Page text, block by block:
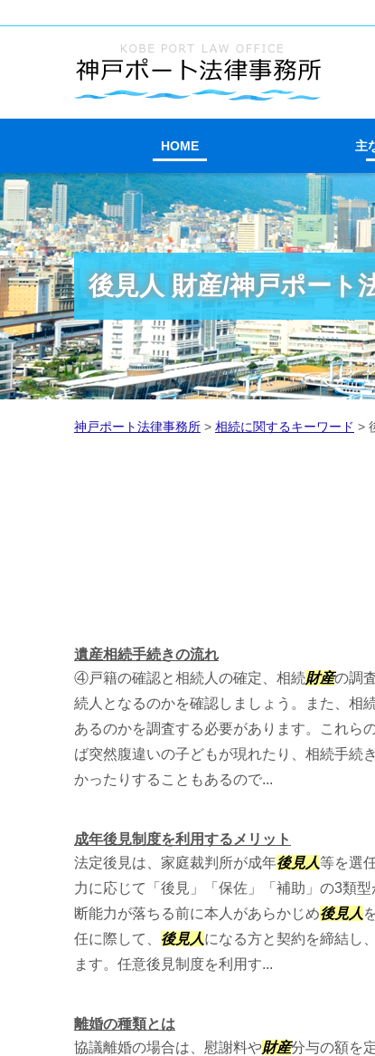
HOME 主
後見人 財産/神戸ポート
神戸ポート法律事務所 > 相続に関するキーワード >
遺産相続手続きの流れ
④戸籍の確認と相続人の確定、相続財産の調
続人となるのかを確認しましょう。また、相
あるのかを調査する必要があります。これら
ば突然腹違いの子どもが現れたり、相続手続
かったりすることもあるので...
成年後見制度を利用するメリット
法定後見は、家庭裁判所が成年後見人等を選
力に応じて「後見」「保佐」「補助」の3類
断能力が落ちる前に本人があらかじめ後見人
任に際して、 後見人になる方と契約を締結し
ます。任意後見制度を利用す...
離婚の種類とは
協議離婚の場合は、慰謝料や財産分与の額を